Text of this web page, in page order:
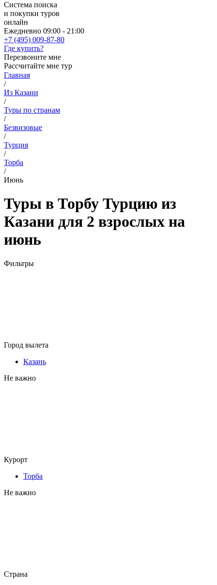
Система поиска
и покупки туров
онлайн
Ежедневно 09:00 - 21:00
+7 (495) 009-87-80
Где купить?
Перезвоните мне
Рассчитайте мне тур
Главная
/
Из Казани
/
Туры по странам
/
Безвизовые
/
Турция
/
Торба
/
Июнь
Туры в Торбу Турцию из
Казани для 2 взрослых на
июнь
Фильтры
Город вылета
Казань
Не важно
Курорт
Торба
Не важно
Страна